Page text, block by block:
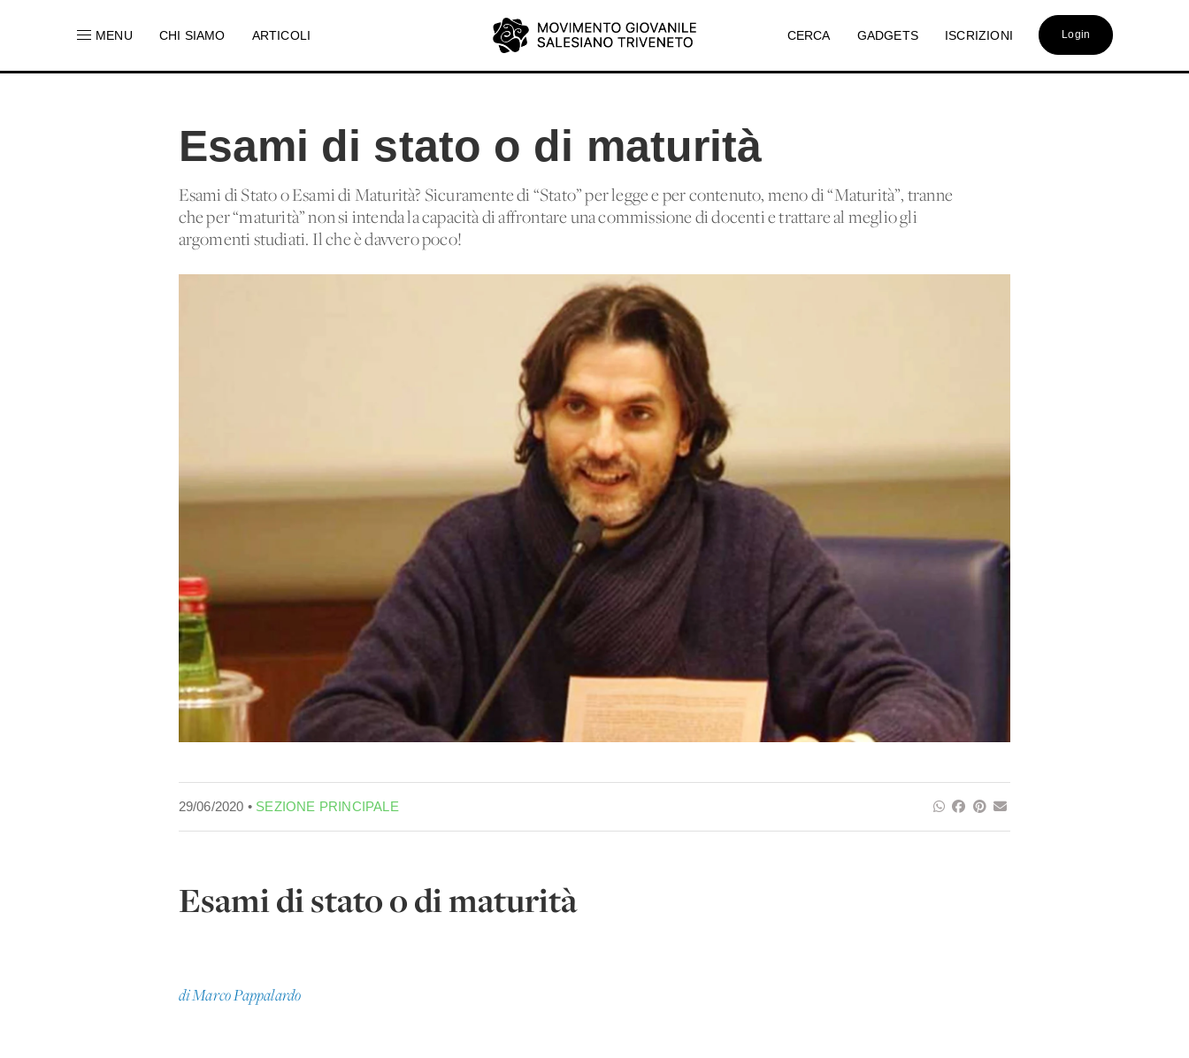
MENU CHI SIAMO ARTICOLI CERCA GADGETS ISCRIZIONI Login
Esami di stato o di maturità
Esami di Stato o Esami di Maturità? Sicuramente di “Stato” per legge e per contenuto, meno di “Maturità”, tranne
che per “maturità” non si intenda la capacità di affrontare una commissione di docenti e trattare al meglio gli
argomenti studiati. Il che è davvero poco!
29/06/2020 • SEZIONE PRINCIPALE
Esami di stato o di maturità
di Marco Pappalardo